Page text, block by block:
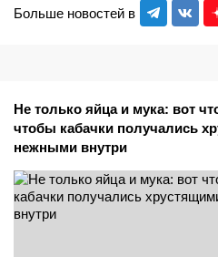
Больше новостей в
Не только яйца и мука: вот
чтобы кабачки получались
нежными внутри